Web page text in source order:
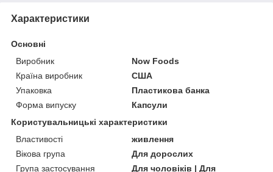
Характеристики
Основні
Виробник
Now Foods
Країна виробник
США
Упаковка
Пластикова банка
Форма випуску
Капсули
Користувальницькі характеристики
Властивості
живлення
Вікова група
Для дорослих
Група застосування
Для чоловіків | Для